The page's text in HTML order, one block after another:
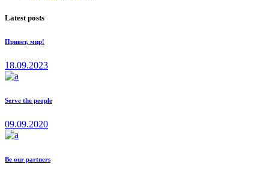
Latest posts
Привет, мир!
18.09.2023
Serve the people
09.09.2020
Be our partners